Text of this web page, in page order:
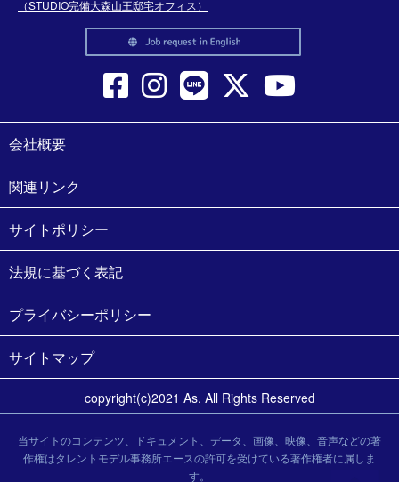
（STUDIO完備大森山王邸宅オフィス）
会社概要
関連リンク
サイトポリシー
法規に基づく表記
プライバシーポリシー
サイトマップ
copyright(c)2021 As. All Rights Reserved
当サイトのコンテンツ、ドキュメント、データ、画像、映像、音声などの著
作権はタレントモデル事務所エースの許可を受けている著作権者に属しま
す。